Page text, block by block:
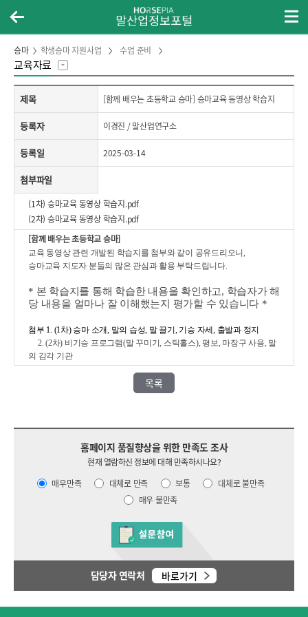
승마 학생승마 지원사업 수업 준비
교육자료
제목,등록자,등록일,첨부파일,내용으로 구성된 [함께 배우는 초등학교 승마] 승마교육 동영상 학습지 게시글의 내용 보기
제목 [함께 배우는 초등학교 승마] 승마교육 동영상 학습지
등록자 이경진 / 말산업연구소
등록일 2025-03-14
첨부파일
(1차) 승마교육 동영상 학습지.pdf
(2차) 승마교육 동영상 학습지.pdf
[함께 배우는 초등학교 승마]
교육 동영상 관련 개발된 학습지를 첨부와 같이 공유드리오니,
승마교육 지도자 분들의 많은 관심과 활용 부탁드립니다.
* 본 학습지를 통해 학습한 내용을 확인하고, 학습자가 해
당 내용을 얼마나 잘 이해했는지 평가할 수 있습니다 *
첨부 1. (1차) 승마 소개, 말의 습성, 말 끌기, 기승 자세, 출발과 정지
2. (2차) 비기승 프로그램(말 꾸미기, 스틱홀스), 평보, 마장구 사용, 말
의 감각 기관
목록
홈페이지 품질향상을 위한 만족도 조사
현재 열람하신 정보에 대해 만족하시나요?
매우만족
대체로 만족 보통
대체로 불만족
매우 불만족
담당자 연락처 바로가기